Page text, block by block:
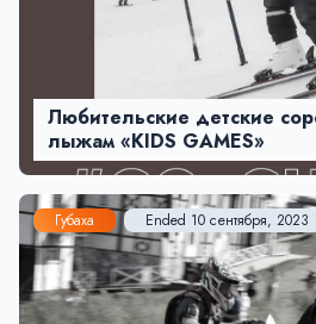
Любительские детские
лыжам «KIDS GAMES»
Губаха Ended 10 сентября, 2023